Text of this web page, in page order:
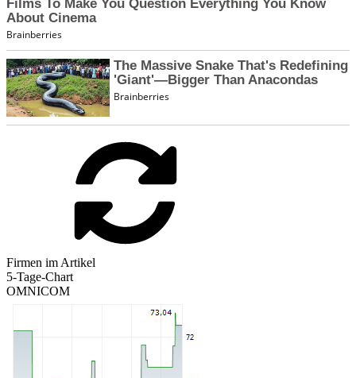
Firmen im Artikel
5-Tage-Chart
OMNICOM